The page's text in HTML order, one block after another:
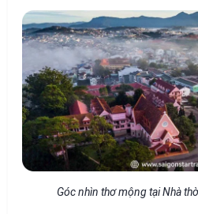
Góc nhìn thơ mộng tại Nhà